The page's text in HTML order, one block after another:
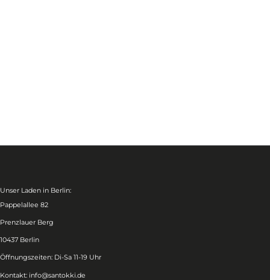
Unser Laden in Berlin:
Pappelallee 82
Prenzlauer Berg
10437 Berlin
Öffnungszeiten: Di-Sa 11-19 Uhr
Kontakt: info@santokki.de